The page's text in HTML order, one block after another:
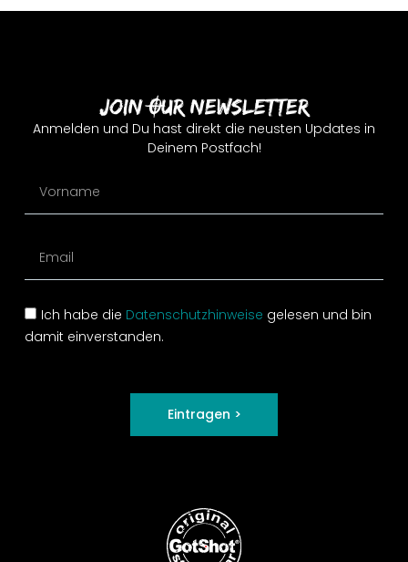
Join Our Newsletter
Anmelden und Du hast direkt die neusten Updates in
Deinem Postfach!
Ich habe die Datenschutzhinweise gelesen und bin
damit einverstanden.
Eintragen >